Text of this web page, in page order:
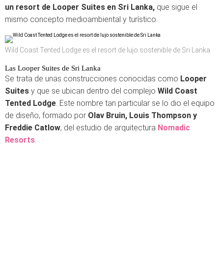
un resort de Looper Suites en Sri Lanka, que sigue el
mismo concepto medioambiental y turístico.
Wild Coast Tented Lodge es el resort de lujo sostenible de Sri Lanka
Las Looper Suites de Sri Lanka
Se trata de unas construcciones conocidas como Looper
Suites y que se ubican dentro del complejo Wild Coast
Tented Lodge. Este nombre tan particular se lo dio el equipo
de diseño, formado por Olav Bruin, Louis Thompson y
Freddie Catlow, del estudio de arquitectura Nomadic
Resorts.